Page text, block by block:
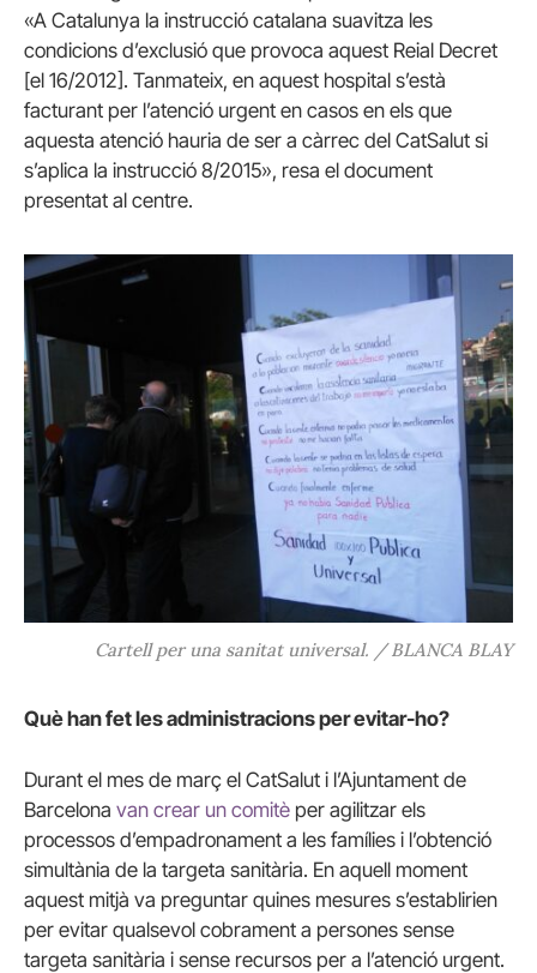
«A Catalunya la instrucció catalana suavitza les
condicions d’exclusió que provoca aquest Reial Decret
[el 16/2012]. Tanmateix, en aquest hospital s’està
facturant per l’atenció urgent en casos en els que
aquesta atenció hauria de ser a càrrec del CatSalut si
s’aplica la instrucció 8/2015», resa el document
presentat al centre.
Cartell per una sanitat universal. / BLANCA BLAY
Què han fet les administracions per evitar-ho?
Durant el mes de març el CatSalut i l’Ajuntament de
Barcelona van crear un comitè per agilitzar els
processos d’empadronament a les famílies i l’obtenció
simultània de la targeta sanitària. En aquell moment
aquest mitjà va preguntar quines mesures s’establirien
per evitar qualsevol cobrament a persones sense
targeta sanitària i sense recursos per a l’atenció urgent.